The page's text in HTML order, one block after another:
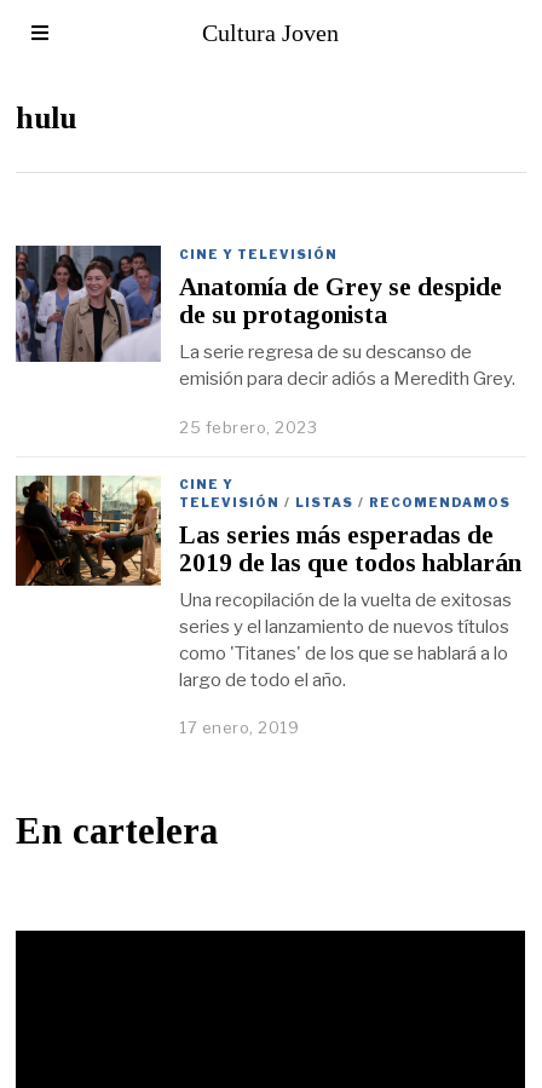
Cultura Joven
hulu
CINE Y TELEVISIÓN
Anatomía de Grey se despide
de su protagonista
La serie regresa de su descanso de
emisión para decir adiós a Meredith Grey.
25 febrero, 2023
CINE Y
TELEVISIÓN / LISTAS / RECOMENDAMOS
Las series más esperadas de
2019 de las que todos hablarán
Una recopilación de la vuelta de exitosas
series y el lanzamiento de nuevos títulos
como 'Titanes' de los que se hablará a lo
largo de todo el año.
17 enero, 2019
En cartelera